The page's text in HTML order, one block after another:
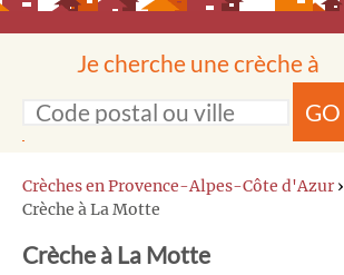
Je cherche une crèche à
GO
Crèches en Provence-Alpes-Côte d'Azur ›
Crèche à La Motte
Crèche à La Motte